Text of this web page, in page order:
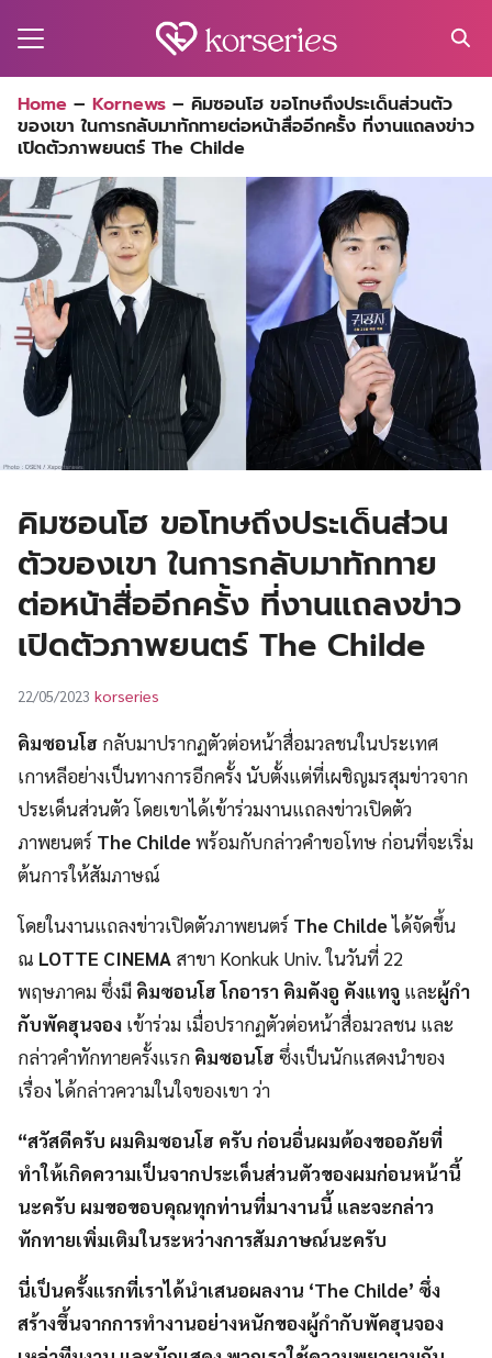
for:
Home – Kornews – คิมซอนโฮ ขอโทษถึงประเด็นส่วนตัว
ของเขา ในการกลับมาทักทายต่อหน้าสื่ออีกครั้ง ที่งานแถลงข่าว
เปิดตัวภาพยนตร์ The Childe
คิมซอนโฮ ขอโทษถึงประเด็นส่วน
ตัวของเขา ในการกลับมาทักทาย
ต่อหน้าสื่ออีกครั้ง ที่งานแถลงข่าว
เปิดตัวภาพยนตร์ The Childe
22/05/2023 korseries
คิมซอนโฮ กลับมาปรากฏตัวต่อหน้าสื่อมวลชนในประเทศ
เกาหลีอย่างเป็นทางการอีกครั้ง นับตั้งแต่ที่เผชิญมรสุมข่าวจาก
ประเด็นส่วนตัว โดยเขาได้เข้าร่วมงานแถลงข่าวเปิดตัว
ภาพยนตร์ The Childeพร้อมกับกล่าวคำขอโทษ ก่อนที่จะเริ่ม
ต้นการให้สัมภาษณ์
โดยในงานแถลงข่าวเปิดตัวภาพยนตร์ The Childeได้จัดขึ้น
ณ LOTTE CINEMA สาขา Konkuk Univ. ในวันที่ 22
พฤษภาคม ซึ่งมี คิมซอนโฮ โกอารา คิมคังอู คังแทจู และผู้กำ
กับพัคฮุนจอง เข้าร่วม เมื่อปรากฏตัวต่อหน้าสื่อมวลชน และ
กล่าวคำทักทายครั้งแรก คิมซอนโฮซึ่งเป็นนักแสดงนำของ
เรื่อง ได้กล่าวความในใจของเขา ว่า
“สวัสดีครับ ผมคิมซอนโฮ ครับ ก่อนอื่นผมต้องขออภัยที่
ทำให้เกิดความเป็นจากประเด็นส่วนตัวของผมก่อนหน้านี้
นะครับ ผมขอขอบคุณทุกท่านที่มางานนี้ และจะกล่าว
ทักทายเพิ่มเติมในระหว่างการสัมภาษณ์นะครับ
นี่เป็นครั้งแรกที่เราได้นำเสนอผลงาน ‘The Childe’ ซึ่ง
สร้างขึ้นจากการทำงานอย่างหนักของผู้กำกับพัคฮุนจอง